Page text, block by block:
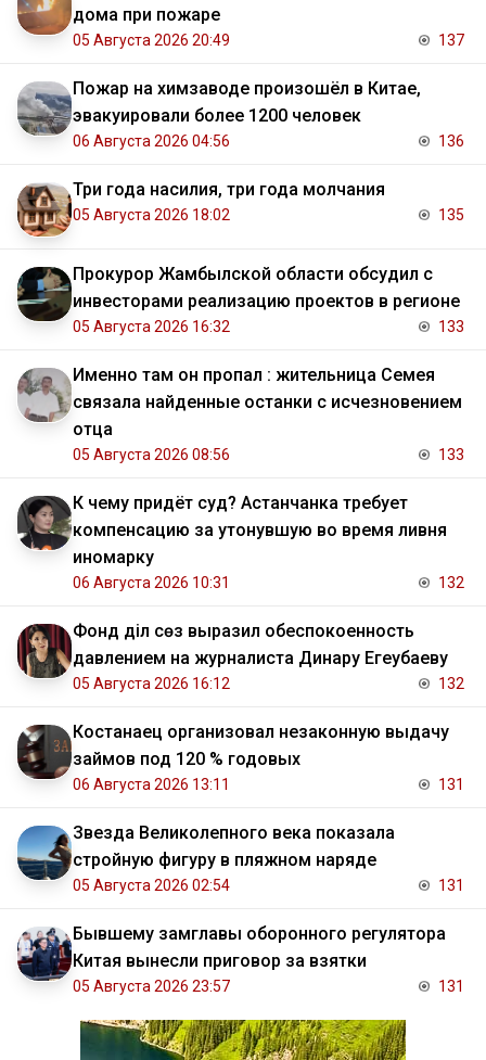
дома при пожаре
05 Августа 2026 20:49 137
Пожар на химзаводе произошёл в Китае,
эвакуировали более 1200 человек
06 Августа 2026 04:56 136
Три года насилия, три года молчания
05 Августа 2026 18:02 135
Прокурор Жамбылской области обсудил с
инвесторами реализацию проектов в регионе
05 Августа 2026 16:32 133
Именно там он пропал : жительница Семея
связала найденные останки с исчезновением
отца
05 Августа 2026 08:56 133
К чему придёт суд? Астанчанка требует
компенсацию за утонувшую во время ливня
иномарку
06 Августа 2026 10:31 132
Фонд Әділ сөз выразил обеспокоенность
давлением на журналиста Динару Егеубаеву
05 Августа 2026 16:12 132
Костанаец организовал незаконную выдачу
займов под 120 % годовых
06 Августа 2026 13:11 131
Звезда Великолепного века показала
стройную фигуру в пляжном наряде
05 Августа 2026 02:54 131
Бывшему замглавы оборонного регулятора
Китая вынесли приговор за взятки
05 Августа 2026 23:57 131